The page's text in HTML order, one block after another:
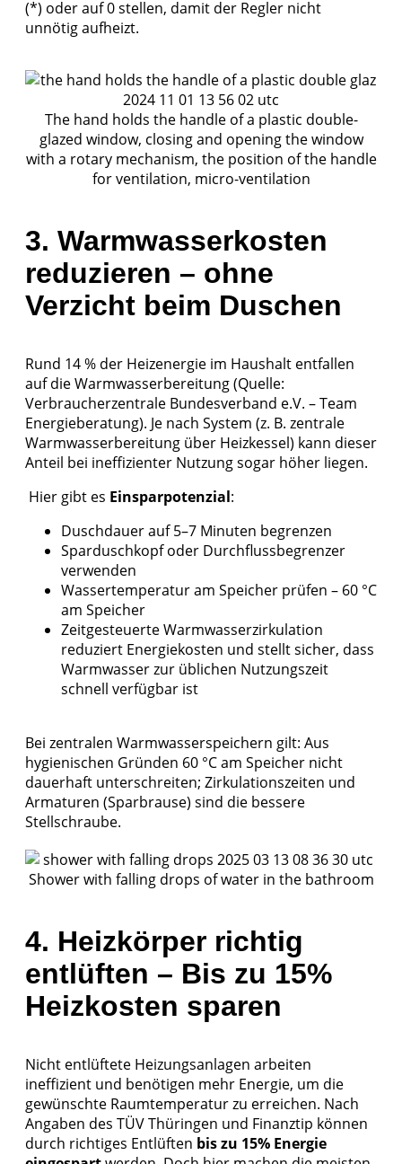
(*) oder auf 0 stellen, damit der Regler nicht
unnötig aufheizt.
The hand holds the handle of a plastic double-
glazed window, closing and opening the window
with a rotary mechanism, the position of the handle
for ventilation, micro-ventilation
3. Warmwasserkosten
reduzieren – ohne
Verzicht beim Duschen
Rund 14 % der Heizenergie im Haushalt entfallen
auf die Warmwasserbereitung (Quelle:
Verbraucherzentrale Bundesverband e.V. – Team
Energieberatung). Je nach System (z. B. zentrale
Warmwasserbereitung über Heizkessel) kann dieser
Anteil bei ineffizienter Nutzung sogar höher liegen.
Hier gibt es Einsparpotenzial:
Duschdauer auf 5–7 Minuten begrenzen
Sparduschkopf oder Durchflussbegrenzer
verwenden
Wassertemperatur am Speicher prüfen – 60 °C
am Speicher
Zeitgesteuerte Warmwasserzirkulation
reduziert Energiekosten und stellt sicher, dass
Warmwasser zur üblichen Nutzungszeit
schnell verfügbar ist
Bei zentralen Warmwasserspeichern gilt: Aus
hygienischen Gründen 60 °C am Speicher nicht
dauerhaft unterschreiten; Zirkulationszeiten und
Armaturen (Sparbrause) sind die bessere
Stellschraube.
Shower with falling drops of water in the bathroom
4. Heizkörper richtig
entlüften – Bis zu 15%
Heizkosten sparen
Nicht entlüftete Heizungsanlagen arbeiten
ineffizient und benötigen mehr Energie, um die
gewünschte Raumtemperatur zu erreichen. Nach
Angaben des TÜV Thüringen und Finanztip können
durch richtiges Entlüften bis zu 15% Energie